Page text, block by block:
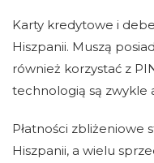
Karty kredytowe i
Hiszpanii. Muszą
również korzystać z
technologią są zwykle
Płatności zbliżeniowe
Hiszpanii, a wielu